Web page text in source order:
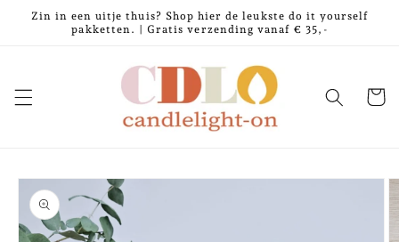
naar de
content
Zin in een uitje thuis? Shop hier de leukste do it yourself
pakketten. | Gratis verzending vanaf € 35,-
direct naar